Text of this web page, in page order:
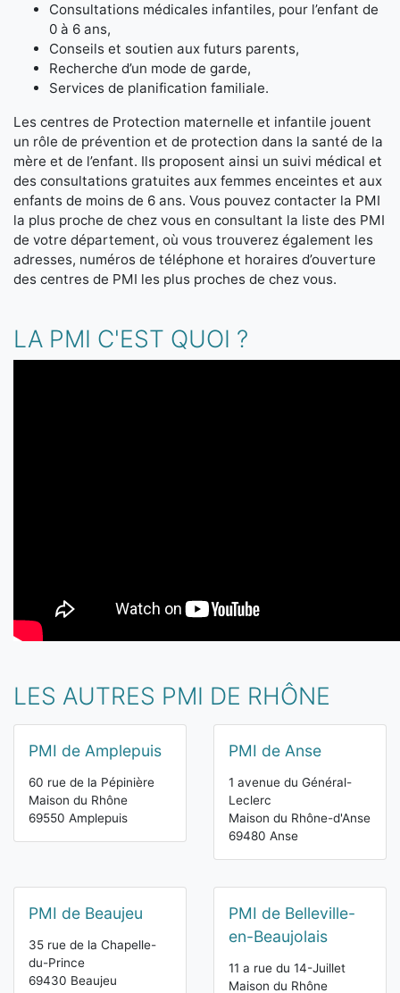
Consultations médicales infantiles, pour l’enfant de
0 à 6 ans,
Conseils et soutien aux futurs parents,
Recherche d’un mode de garde,
Services de planification familiale.
Les centres de Protection maternelle et infantile jouent
un rôle de prévention et de protection dans la santé de la
mère et de l’enfant. Ils proposent ainsi un suivi médical et
des consultations gratuites aux femmes enceintes et aux
enfants de moins de 6 ans. Vous pouvez contacter la PMI
la plus proche de chez vous en consultant la liste des PMI
de votre département, où vous trouverez également les
adresses, numéros de téléphone et horaires d’ouverture
des centres de PMI les plus proches de chez vous.
LA PMI C'EST QUOI ?
LES AUTRES PMI DE RHÔNE
PMI de Amplepuis
60 rue de la Pépinière
Maison du Rhône
69550 Amplepuis
PMI de Anse
1 avenue du Général-
Leclerc
Maison du Rhône-d'Anse
69480 Anse
PMI de Beaujeu
35 rue de la Chapelle-
du-Prince
69430 Beaujeu
PMI de Belleville-
en-Beaujolais
11 a rue du 14-Juillet
Maison du Rhône